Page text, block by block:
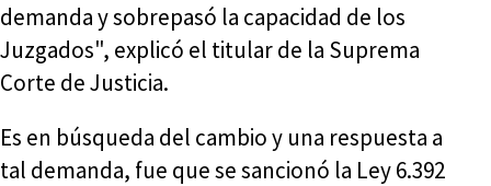
demanda y sobrepasó la capacidad de los
Juzgados", explicó el titular de la Suprema
Corte de Justicia.
Es en búsqueda del cambio y una respuesta a
tal demanda, fue que se sancionó la Ley 6.392